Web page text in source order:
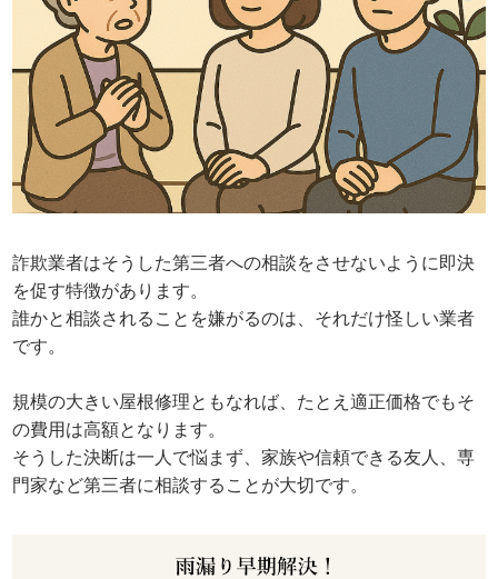
詐欺業者はそうした第三者への相談をさせないように即決
を促す特徴があります。
誰かと相談されることを嫌がるのは、それだけ怪しい業者
です。
規模の大きい屋根修理ともなれば、たとえ適正価格でもそ
の費用は高額となります。
そうした決断は一人で悩まず、家族や信頼できる友人、専
門家など第三者に相談することが大切です。